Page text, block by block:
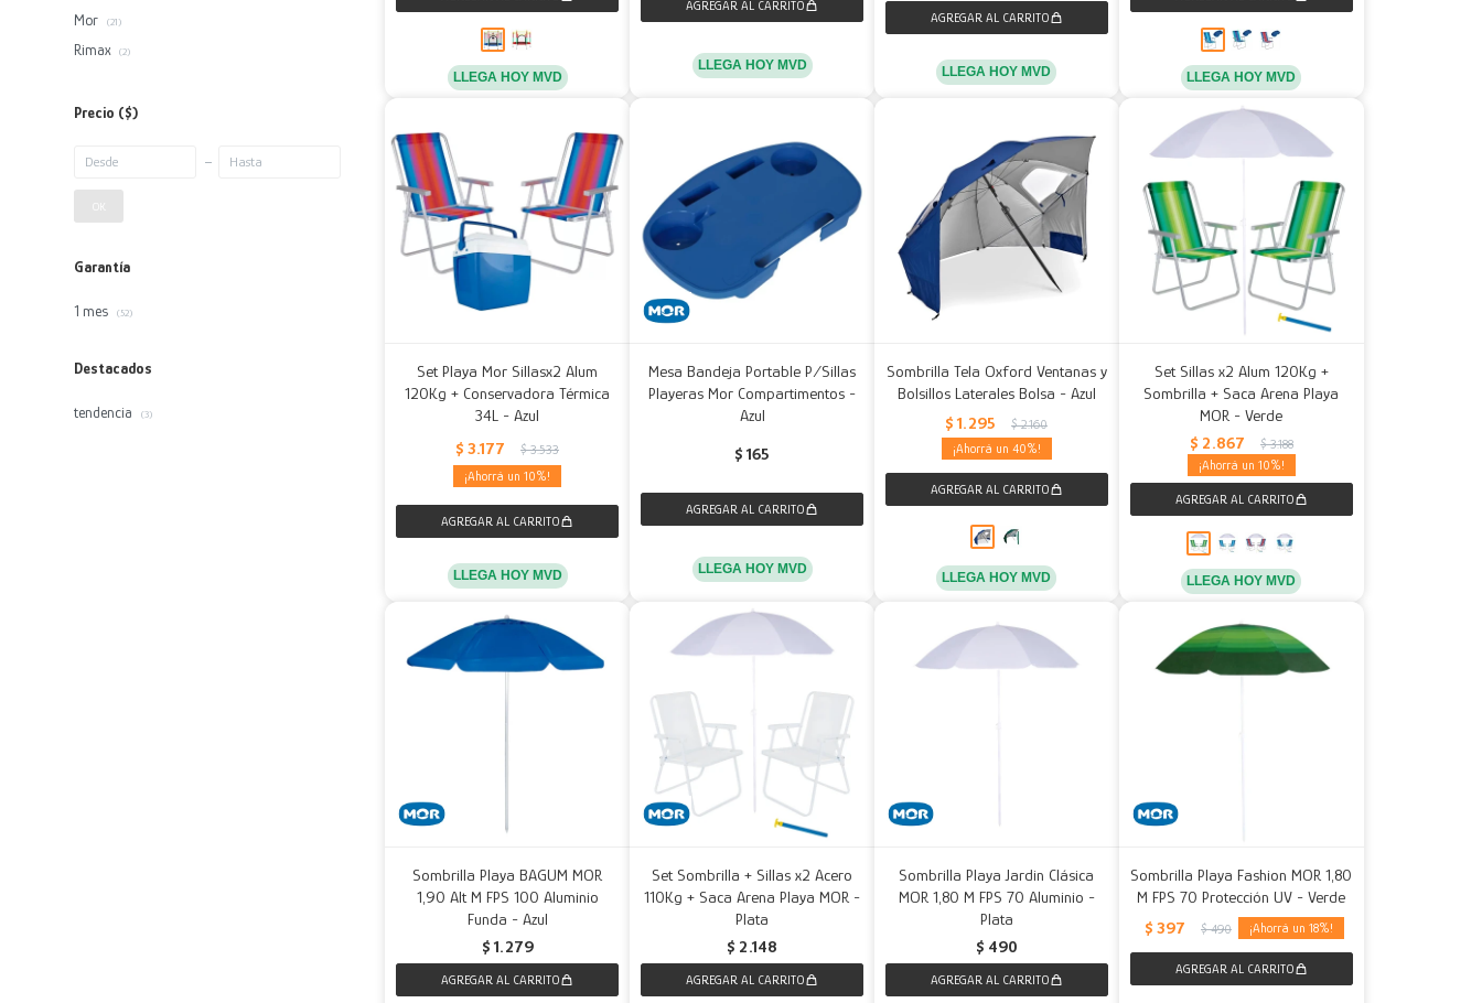
LLEGA HOY MVD
LLEGA HOY MVD LLEGA HOY MVD LLEGA HOY MVD
Set Playa Mor Sillasx2 Alum
120Kg + Conservadora Térmica
34L - Azul
$ 3.177 $ 3.533
10
LLEGA HOY MVD
Mesa Bandeja Portable P/Sillas
Playeras Mor Compartimentos -
Azul
$ 165
LLEGA HOY MVD
Sombrilla Tela Oxford Ventanas y
Bolsillos Laterales Bolsa - Azul
$ 1.295 $ 2.160
40
LLEGA HOY MVD
Set Sillas x2 Alum 120Kg +
Sombrilla + Saca Arena Playa
MOR - Verde
$ 2.867 $ 3.188
10
LLEGA HOY MVD
Sombrilla Playa BAGUM MOR
1,90 Alt M FPS 100 Aluminio
Funda - Azul
$ 1.279
Set Sombrilla + Sillas x2 Acero
110Kg + Saca Arena Playa MOR -
Plata
$ 2.148
Sombrilla Playa Jardin Clásica
MOR 1,80 M FPS 70 Aluminio -
Plata
$ 490
Sombrilla Playa Fashion MOR 1,80
M FPS 70 Protección UV - Verde
$ 397 $ 490 18
Mor (21)
Rimax (2)
Precio ($)
Garantía
1 mes (52)
Destacados
tendencia (3)